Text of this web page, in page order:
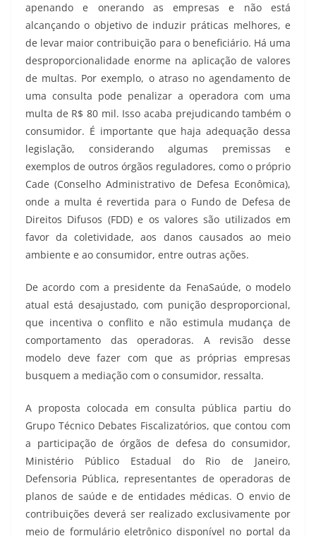
apenando e onerando as empresas e não está
alcançando o objetivo de induzir práticas melhores, e
de levar maior contribuição para o beneficiário. Há uma
desproporcionalidade enorme na aplicação de valores
de multas. Por exemplo, o atraso no agendamento de
uma consulta pode penalizar a operadora com uma
multa de R$ 80 mil. Isso acaba prejudicando também o
consumidor. É importante que haja adequação dessa
legislação, considerando algumas premissas e
exemplos de outros órgãos reguladores, como o próprio
Cade (Conselho Administrativo de Defesa Econômica),
onde a multa é revertida para o Fundo de Defesa de
Direitos Difusos (FDD) e os valores são utilizados em
favor da coletividade, aos danos causados ao meio
ambiente e ao consumidor, entre outras ações.
De acordo com a presidente da FenaSaúde, o modelo
atual está desajustado, com punição desproporcional,
que incentiva o conflito e não estimula mudança de
comportamento das operadoras. A revisão desse
modelo deve fazer com que as próprias empresas
busquem a mediação com o consumidor, ressalta.
A proposta colocada em consulta pública partiu do
Grupo Técnico Debates Fiscalizatórios, que contou com
a participação de órgãos de defesa do consumidor,
Ministério Público Estadual do Rio de Janeiro,
Defensoria Pública, representantes de operadoras de
planos de saúde e de entidades médicas. O envio de
contribuições deverá ser realizado exclusivamente por
meio de formulário eletrônico disponível no portal da